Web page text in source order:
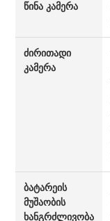
წინა კამერა
ძირითადი
კამერა
ბატარეის
მუშაობის
ხანგრძლივობა